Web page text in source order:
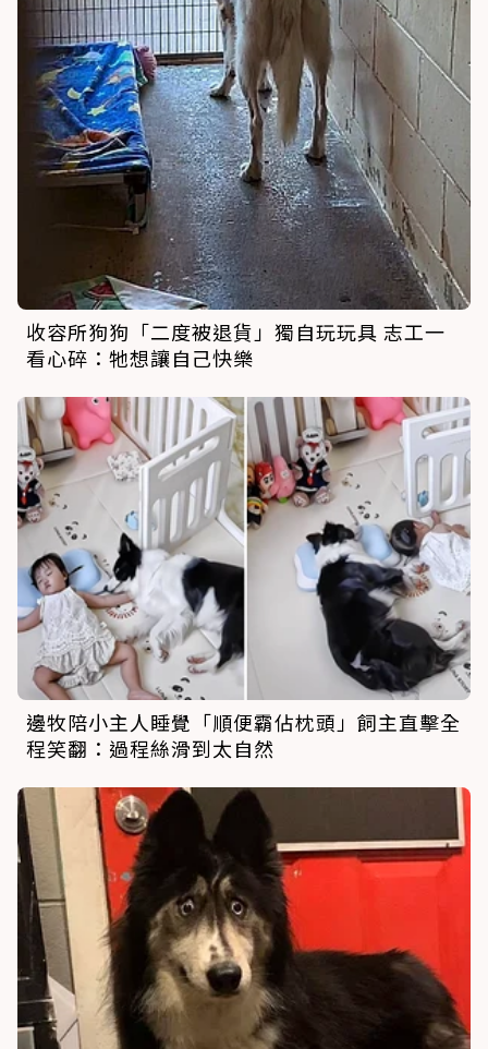
收容所狗狗「二度被退貨」獨自玩玩具 志工一
看心碎：牠想讓自己快樂
邊牧陪小主人睡覺「順便霸佔枕頭」飼主直擊全
程笑翻：過程絲滑到太自然